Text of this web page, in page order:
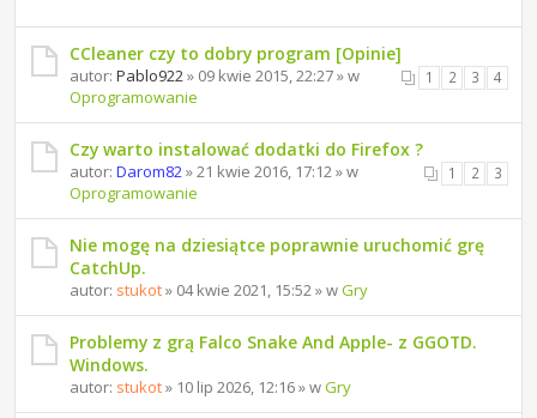
CCleaner czy to dobry program [Opinie]
1 2 3 4
autor: Pablo922» 09 kwie 2015, 22:27 » w
Oprogramowanie
Czy warto instalować dodatki do Firefox ?
1 2 3
autor: Darom82» 21 kwie 2016, 17:12 » w
Oprogramowanie
Nie mogę na dziesiątce poprawnie uruchomić grę
CatchUp.
autor: stukot» 04 kwie 2021, 15:52 » wGry
Problemy z grą Falco Snake And Apple- z GGOTD.
Windows.
autor: stukot» 10 lip 2026, 12:16 » wGry